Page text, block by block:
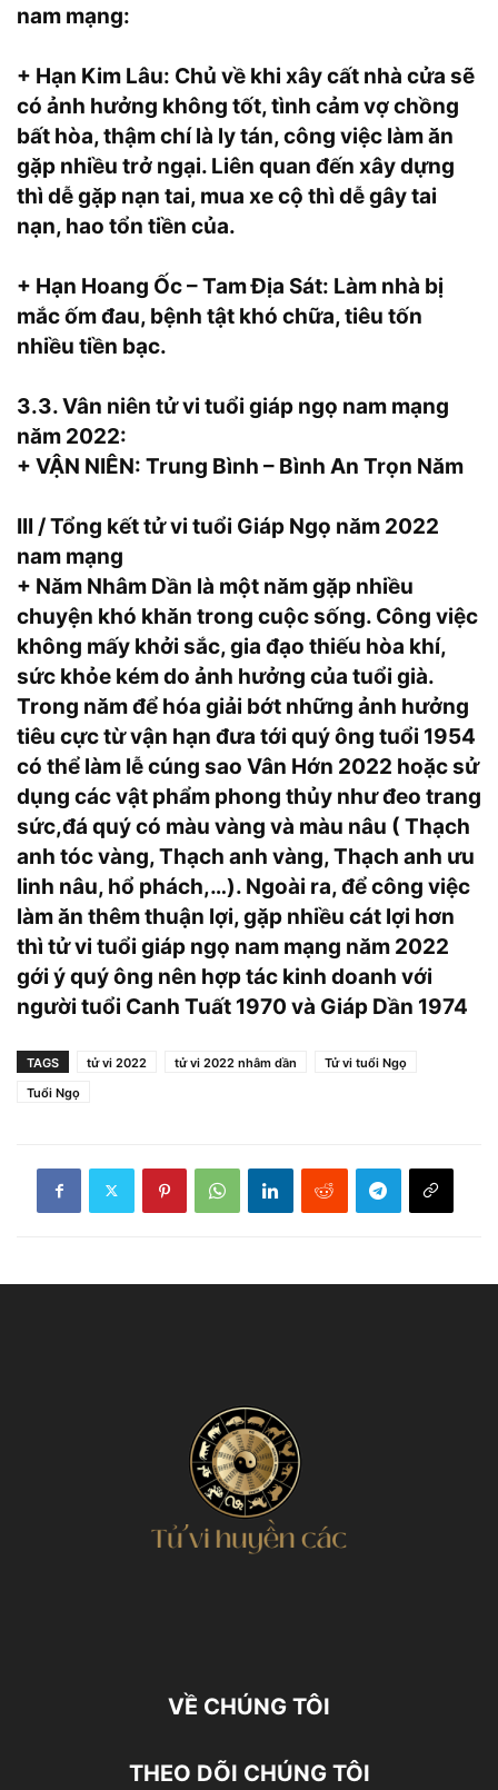
nam mạng:
+ Hạn Kim Lâu: Chủ về khi xây cất nhà cửa sẽ
có ảnh hưởng không tốt, tình cảm vợ chồng
bất hòa, thậm chí là ly tán, công việc làm ăn
gặp nhiều trở ngại. Liên quan đến xây dựng
thì dễ gặp nạn tai, mua xe cộ thì dễ gây tai
nạn, hao tổn tiền của.
+ Hạn Hoang Ốc – Tam Địa Sát: Làm nhà bị
mắc ốm đau, bệnh tật khó chữa, tiêu tốn
nhiều tiền bạc.
3.3. Vân niên tử vi tuổi giáp ngọ nam mạng
năm 2022:
+ VẬN NIÊN: Trung Bình – Bình An Trọn Năm
III / Tổng kết tử vi tuổi Giáp Ngọ năm 2022
nam mạng
+ Năm Nhâm Dần là một năm gặp nhiều
chuyện khó khăn trong cuộc sống. Công việc
không mấy khởi sắc, gia đạo thiếu hòa khí,
sức khỏe kém do ảnh hưởng của tuổi già.
Trong năm để hóa giải bớt những ảnh hưởng
tiêu cực từ vận hạn đưa tới quý ông tuổi 1954
có thể làm lễ cúng sao Vân Hớn 2022 hoặc sử
dụng các vật phẩm phong thủy như đeo trang
sức,đá quý có màu vàng và màu nâu ( Thạch
anh tóc vàng, Thạch anh vàng, Thạch anh ưu
linh nâu, hổ phách,…). Ngoài ra, để công việc
làm ăn thêm thuận lợi, gặp nhiều cát lợi hơn
thì tử vi tuổi giáp ngọ nam mạng năm 2022
gới ý quý ông nên hợp tác kinh doanh với
người tuổi Canh Tuất 1970 và Giáp Dần 1974
TAGS tử vi 2022 tử vi 2022 nhâm dần
Tử vi tuổi Ngọ
Tuổi Ngọ
VỀ CHÚNG TÔI
THEO DÕI CHÚNG TÔI